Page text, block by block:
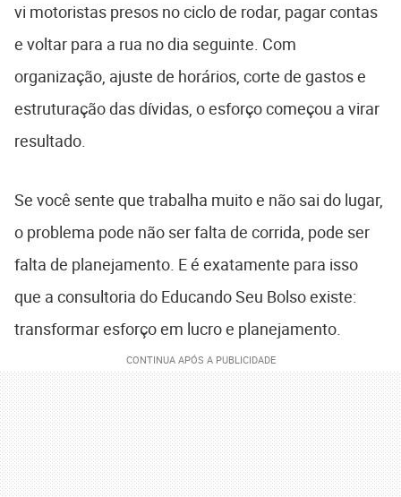
vi motoristas presos no ciclo de rodar, pagar contas
e voltar para a rua no dia seguinte. Com
organização, ajuste de horários, corte de gastos e
estruturação das dívidas, o esforço começou a virar
resultado.
Se você sente que trabalha muito e não sai do lugar,
o problema pode não ser falta de corrida, pode ser
falta de planejamento. E é exatamente para isso
que a consultoria do Educando Seu Bolso existe:
transformar esforço em lucro e planejamento.